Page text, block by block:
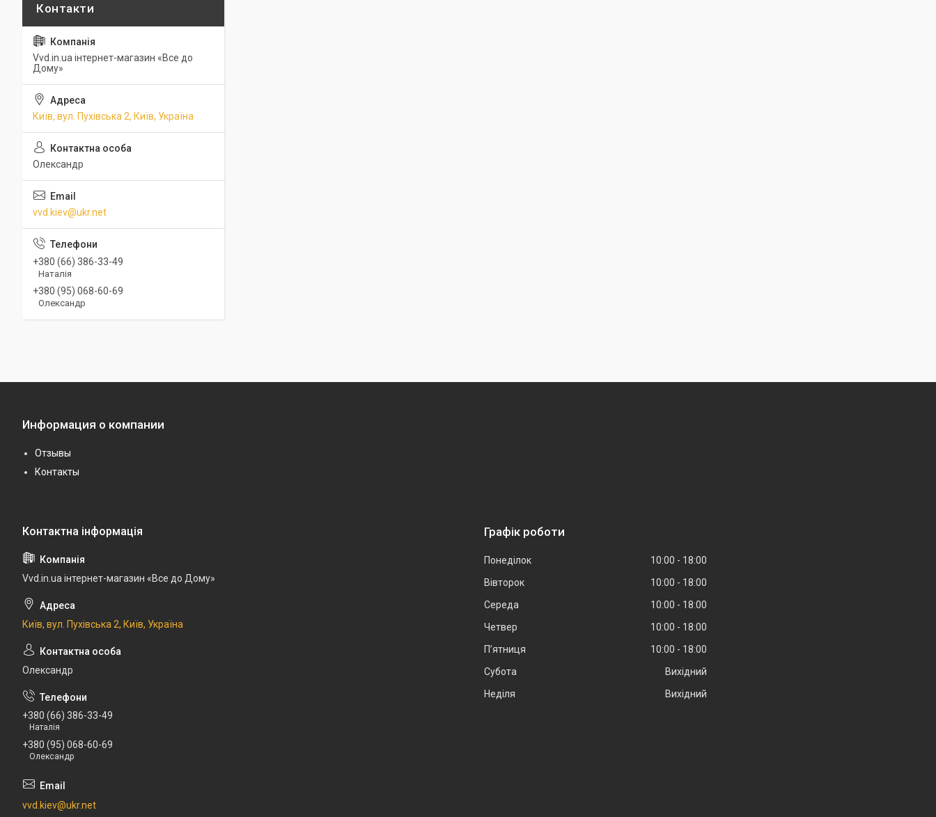
Vvd.in.ua інтернет-магазин «Все до
Дому»
Київ, вул. Пухівська 2, Київ, Україна
Олександр
vvd.kiev@ukr.net
+380 (66) 386-33-49
Наталія
+380 (95) 068-60-69
Олександр
Информация о компании
Отзывы
Контакты
Vvd.in.ua інтернет-магазин «Все до Дому»
Київ, вул. Пухівська 2, Київ, Україна
Олександр
+380 (66) 386-33-49
Наталія
+380 (95) 068-60-69
Олександр
vvd.kiev@ukr.net
Графік роботи
Понеділок 10:00
18:00
Вівторок
10:00
18:00
Середа
10:00
18:00
Четвер
10:00
18:00
Пʼятниця
10:00
18:00
Субота
Вихідний
Неділя
Вихідний